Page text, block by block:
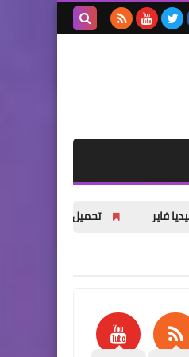
تحميل باتش Pes 2013 Next Season Patch 2026 من ميديا فاير